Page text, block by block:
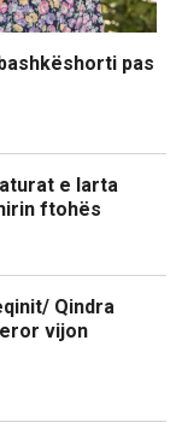
pas
e larta
ftohës
Qindra
vijon